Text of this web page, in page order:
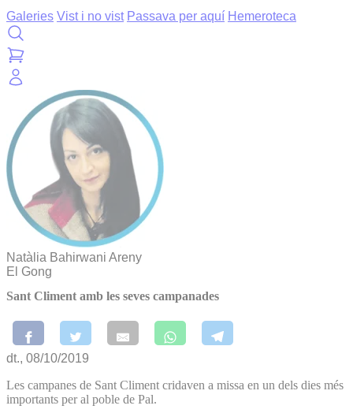
Galeries Vist i no vist Passava per aquí Hemeroteca
Natàlia Bahirwani Areny
El Gong
Sant Climent amb les seves campanades
dt., 08/10/2019
Les campanes de Sant Climent cridaven a missa en un dels dies més
importants per al poble de Pal.